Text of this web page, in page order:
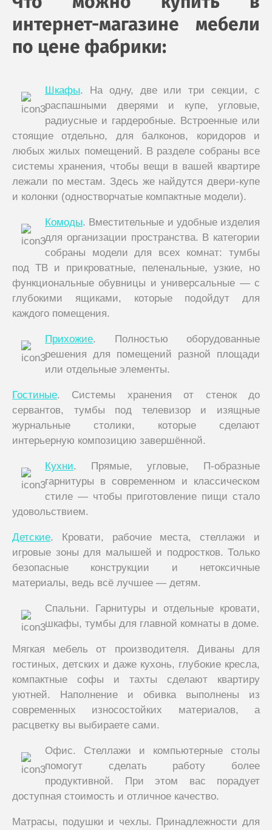
интернет-магазине мебели
по цене фабрики:
Шкафы. На одну, две или три секции, с
распашными дверями и купе, угловые,
радиусные и гардеробные. Встроенные или
стоящие отдельно, для балконов, коридоров и
любых жилых помещений. В разделе собраны все
системы хранения, чтобы вещи в вашей квартире
лежали по местам. Здесь же найдутся двери-купе
и колонки (одностворчатые компактные модели).
Комоды. Вместительные и удобные изделия
для организации пространства. В категории
собраны модели для всех комнат: тумбы
под ТВ и прикроватные, пеленальные, узкие, но
функциональные обувницы и универсальные — с
глубокими ящиками, которые подойдут для
каждого помещения.
Прихожие. Полностью оборудованные
решения для помещений разной площади
или отдельные элементы.
Гостиные. Системы хранения от стенок до
сервантов, тумбы под телевизор и изящные
журнальные столики, которые сделают
интерьерную композицию завершённой.
Кухни. Прямые, угловые, П-образные
гарнитуры в современном и классическом
стиле — чтобы приготовление пищи стало
удовольствием.
Детские. Кровати, рабочие места, стеллажи и
игровые зоны для малышей и подростков. Только
безопасные конструкции и нетоксичные
материалы, ведь всё лучшее — детям.
Спальни. Гарнитуры и отдельные кровати,
шкафы, тумбы для главной комнаты в доме.
Мягкая мебель от производителя. Диваны для
гостиных, детских и даже кухонь, глубокие кресла,
компактные софы и тахты сделают квартиру
уютней. Наполнение и обивка выполнены из
современных износостойких материалов, а
расцветку вы выбираете сами.
Офис. Стеллажи и компьютерные столы
помогут сделать работу более
продуктивной. При этом вас порадует
доступная стоимость и отличное качество.
Матрасы, подушки и чехлы. Принадлежности для